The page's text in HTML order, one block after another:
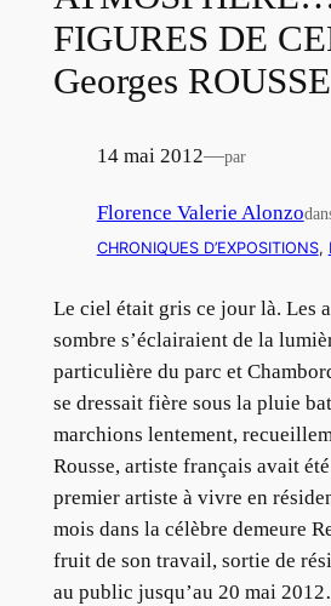
FIGURES DE
Georges ROUSSE
14 mai 2012—par
Florence Valerie Alonzo
CHRONIQUES D’EXPOSITIONS,
Le ciel était gris ce jour là. Les
sombre s’éclairaient de la
particulière du parc et
se dressait fière sous la pluie
marchions lentement,
Rousse, artiste français avait
premier artiste à vivre en
mois dans la célèbre demeure
fruit de son travail, sortie de
au public jusqu’au 20 mai